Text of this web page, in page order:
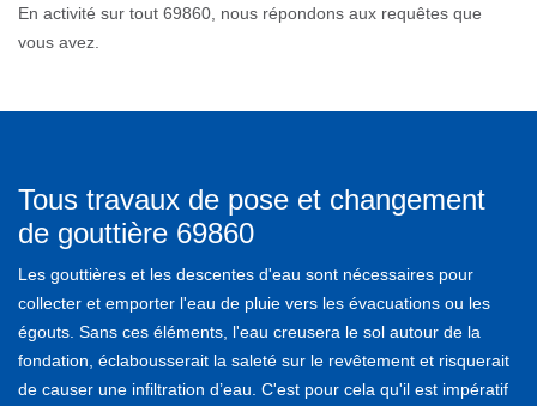
En activité sur tout 69860, nous répondons aux requêtes que
vous avez.
Tous travaux de pose et changement
de gouttière 69860
Les gouttières et les descentes d'eau sont nécessaires pour
collecter et emporter l'eau de pluie vers les évacuations ou les
égouts. Sans ces éléments, l'eau creusera le sol autour de la
fondation, éclabousserait la saleté sur le revêtement et risquerait
de causer une infiltration d’eau. C'est pour cela qu'il est impératif